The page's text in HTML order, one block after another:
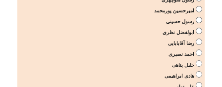
امیرحسین پورمحمد
رسول حسینی
ابولفضل نظری
رضا آقابابایی
احمد نصیری
جلیل پناهی
هادی ابراهیمی